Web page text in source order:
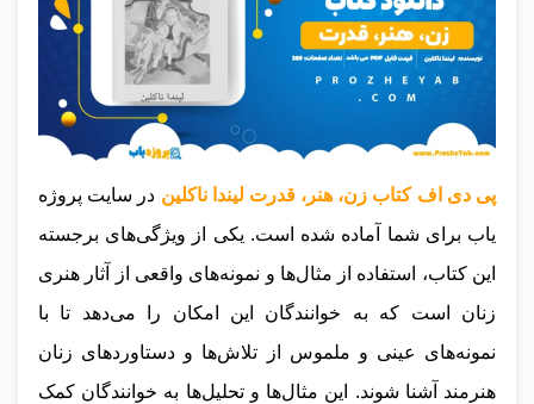
پی دی اف کتاب زن، هنر، قدرت لیندا ناکلین در سایت پروژه
یاب برای شما آماده شده است. یکی از ویژگی‌های برجسته
این کتاب، استفاده از مثال‌ها و نمونه‌های واقعی از آثار هنری
زنان است که به خوانندگان این امکان را می‌دهد تا با
نمونه‌های عینی و ملموس از تلاش‌ها و دستاوردهای زنان
هنرمند آشنا شوند. این مثال‌ها و تحلیل‌ها به خوانندگان کمک